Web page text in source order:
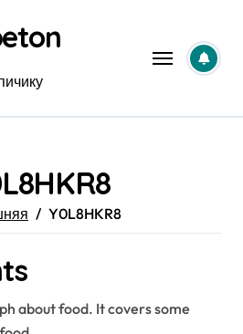
Y0L8HKR8
about food. It covers some